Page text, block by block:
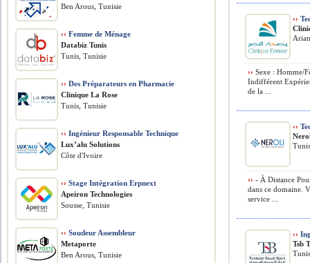
››
›› Sexe : Homme/
Indifférent
de la ...
››
›› - À Distance
dans ce domaine.
service ...
››
Tsb
Ben Arous, Tunisie
›› Femme de Ménage
Databiz Tunis
Tunis, Tunisie
›› Des Préparateurs en Pharmacie
Clinique La Rose
Tunis, Tunisie
›› Ingénieur Responsable Technique
Lux’alu Solutions
Côte d'Ivoire
›› Stage Intégration Erpnext
Apeiron Technologies
Sousse, Tunisie
›› Soudeur Assembleur
Metaporte
Ben Arous, Tunisie